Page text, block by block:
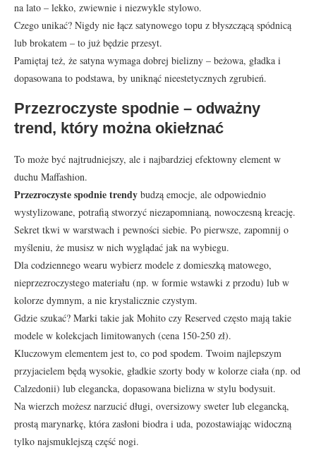
na lato – lekko, zwiewnie i niezwykle stylowo.
Czego unikać? Nigdy nie łącz satynowego topu z błyszczącą spódnicą
lub brokatem – to już będzie przesyt.
Pamiętaj też, że satyna wymaga dobrej bielizny – beżowa, gładka i
dopasowana to podstawa, by uniknąć nieestetycznych zgrubień.
Przezroczyste spodnie – odważny
trend, który można okiełznać
To może być najtrudniejszy, ale i najbardziej efektowny element w
duchu Maffashion.
Przezroczyste spodnie trendy budzą emocje, ale odpowiednio
wystylizowane, potrafią stworzyć niezapomnianą, nowoczesną kreację.
Sekret tkwi w warstwach i pewności siebie. Po pierwsze, zapomnij o
myśleniu, że musisz w nich wyglądać jak na wybiegu.
Dla codziennego wearu wybierz modele z domieszką matowego,
nieprzezroczystego materiału (np. w formie wstawki z przodu) lub w
kolorze dymnym, a nie krystalicznie czystym.
Gdzie szukać? Marki takie jak Mohito czy Reserved często mają takie
modele w kolekcjach limitowanych (cena 150-250 zł).
Kluczowym elementem jest to, co pod spodem. Twoim najlepszym
przyjacielem będą wysokie, gładkie szorty body w kolorze ciała (np. od
Calzedonii) lub elegancka, dopasowana bielizna w stylu bodysuit.
Na wierzch możesz narzucić długi, oversizowy sweter lub elegancką,
prostą marynarkę, która zasłoni biodra i uda, pozostawiając widoczną
tylko najsmuklejszą część nogi.